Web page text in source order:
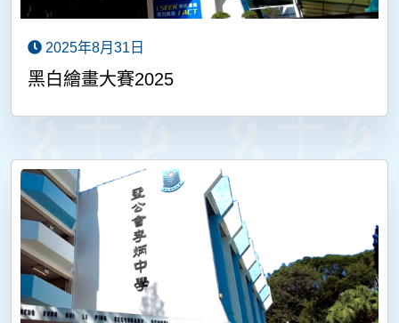
2025年8月31日
黑白繪畫大賽2025